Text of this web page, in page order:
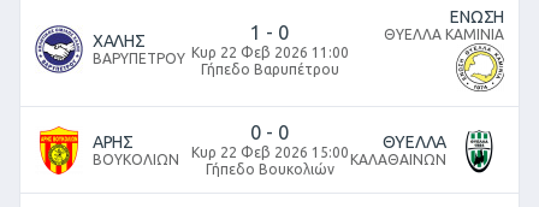
ΧΑΛΗΣ
ΒΑΡΥΠΕΤΡΟΥ
1 - 0
Κυρ 22 Φεβ 2026 11:00
Γήπεδο Βαρυπέτρου
ΕΝΩΣΗ
ΘΥΕΛΛΑ ΚΑΜΙΝΙΑ
ΑΡΗΣ
ΒΟΥΚΟΛΙΩΝ
0 - 0
Κυρ 22 Φεβ 2026 15:00
Γήπεδο Βουκολιών
ΘΥΕΛΛΑ
ΚΑΛΑΘΑΙΝΩΝ